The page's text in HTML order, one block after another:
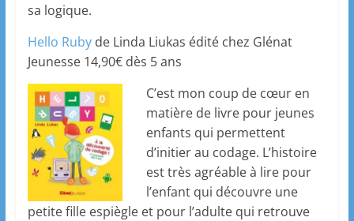
sa logique.
Hello Rubyde Linda Liukas édité chez Glénat
Jeunesse 14,90€ dès 5 ans
C’est mon coup de cœur en
matière de livre pour jeunes
enfants qui permettent
d’initier au codage. L’histoire
est très agréable à lire pour
l’enfant qui découvre une
petite fille espiègle et pour l’adulte qui retrouve